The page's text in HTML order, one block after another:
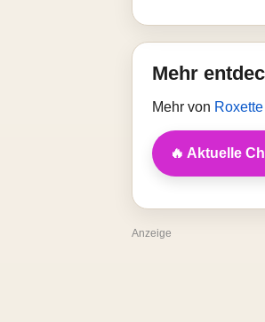
Mehr
Mehr von Roxette
🔥 Aktuelle
Anzeige